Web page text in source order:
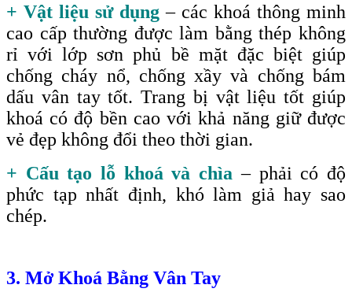
+ Vật liệu sử dụng – các khoá thông minh
cao cấp thường được làm bằng thép không
rỉ với lớp sơn phủ bề mặt đặc biệt giúp
chống cháy nổ, chống xầy và chống bám
dấu vân tay tốt. Trang bị vật liệu tốt giúp
khoá có độ bền cao với khả năng giữ được
vẻ đẹp không đổi theo thời gian.
+ Cấu tạo lỗ khoá và chìa – phải có độ
phức tạp nhất định, khó làm giả hay sao
chép.
3. Mở Khoá Bằng Vân Tay